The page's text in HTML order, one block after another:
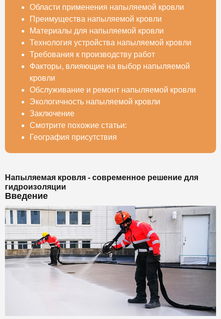
Области применения напыляемой кровли
Преимущества напыляемой кровли
Материалы для напыляемой кровли
Технология устройства напыляемой кровли
Требования к производству работ
Факторы, влияющие на выбор напыляемой
кровли
Обслуживание и ремонт напыляемой кровли
Экологичность напыляемой кровли
Заключение
Смотрите похожие статьи:
География присутствия
Напыляемая кровля - современное решение для
гидроизоляции
Введение